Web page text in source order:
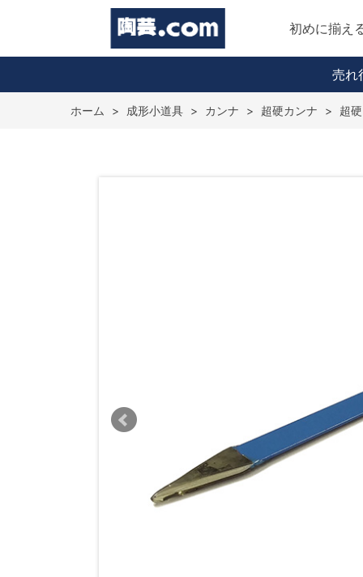
初めに揃え
売れ
ホーム > 成形小道具 > カンナ > 超硬カンナ > 超